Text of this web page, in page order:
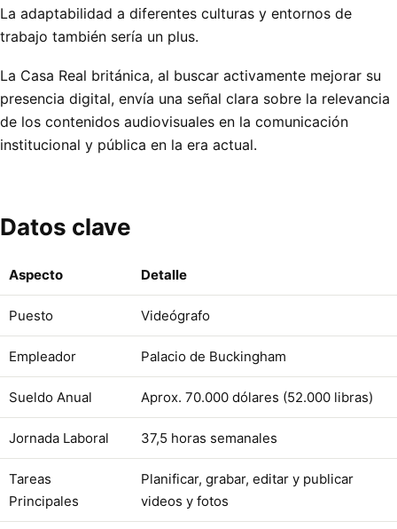
La adaptabilidad a diferentes culturas y entornos de
trabajo también sería un plus.
La Casa Real británica, al buscar activamente mejorar su
presencia digital, envía una señal clara sobre la relevancia
de los contenidos audiovisuales en la comunicación
institucional y pública en la era actual.
Datos clave
Aspecto Detalle
Puesto Videógrafo
Empleador Palacio de Buckingham
Sueldo Anual Aprox. 70.000 dólares (52.000 libras)
Jornada Laboral 37,5 horas semanales
Tareas
Principales
Planificar, grabar, editar y publicar
videos y fotos